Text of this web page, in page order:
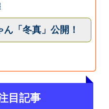
「冬真」公開！
目記事